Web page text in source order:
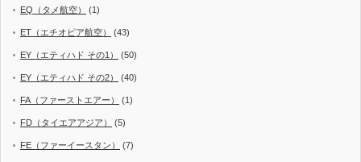
EQ（タメ航空） (1)
ET（エチオピア航空） (43)
EY（エティハド その1） (50)
EY（エティハド その2） (40)
FA（ファーストエアー） (1)
FD（タイエアアジア） (5)
FE（ファーイースタン） (7)